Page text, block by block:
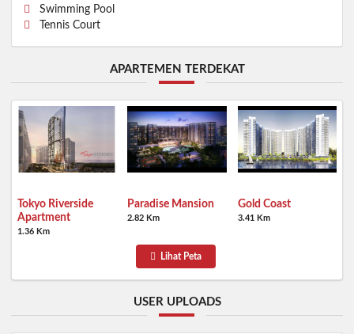
Swimming Pool
Tennis Court
APARTEMEN TERDEKAT
Tokyo Riverside
Apartment
1.36 Km
Paradise Mansion
2.82 Km
Gold Coast
3.41 Km
Lihat Peta
USER UPLOADS